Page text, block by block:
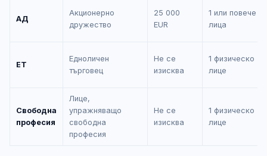
АД
Акционерно
дружество
25 000
EUR
1 или повече
лица
ЕТ
Едноличен
търговец
Не се
изисква
1 физическо
лице
Свободна
професия
Лице,
упражняващо
свободна
професия
Не се
изисква
1 физическо
лице